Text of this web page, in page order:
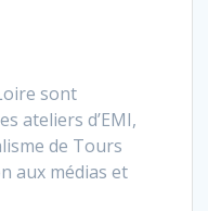
sont
ateliers d’EMI,
de Tours
aux médias et